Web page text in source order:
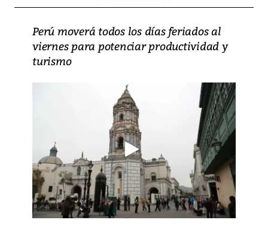
Perú moverá todos los días feriados al
viernes para potenciar productividad y
turismo